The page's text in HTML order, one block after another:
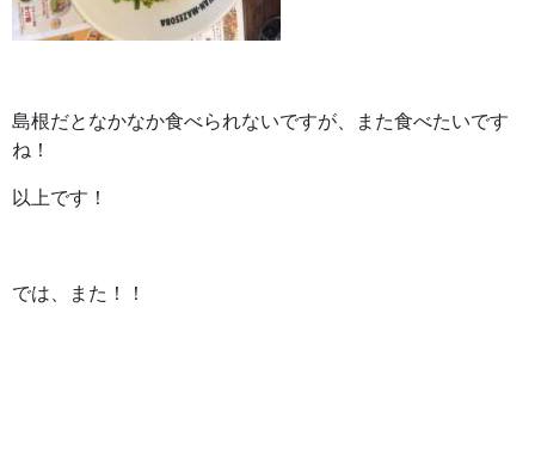
島根だとなかなか食べられないですが、また食べたいです
ね！
以上です！
では、また！！